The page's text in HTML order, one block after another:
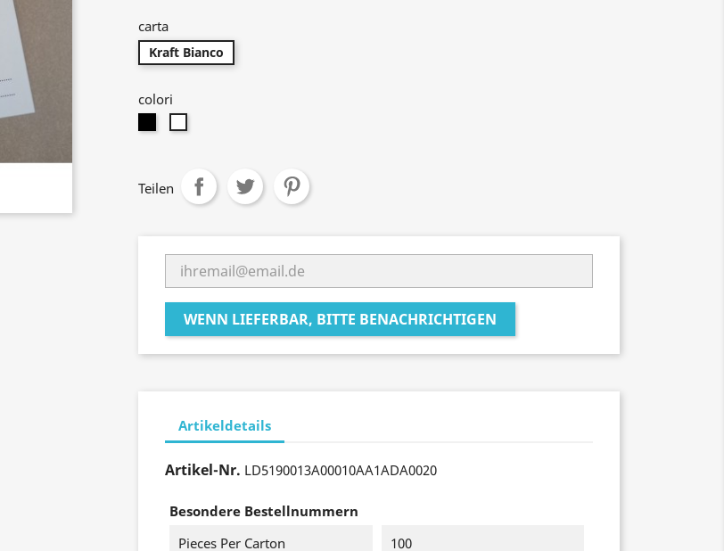
carta
Kraft Bianco
colori
Teilen
WENN LIEFERBAR, BITTE BENACHRICHTIGEN
Artikeldetails
Artikel-Nr. LD5190013A00010AA1ADA0020
Besondere Bestellnummern
Pieces Per Carton
100